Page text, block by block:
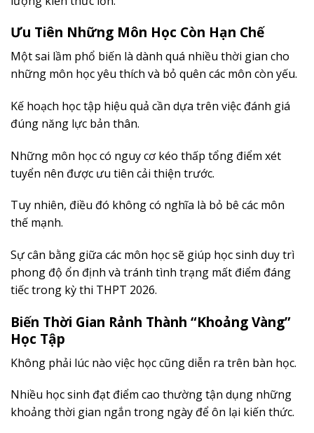
Ưu Tiên Những Môn Học Còn Hạn Chế
Một sai lầm phổ biến là dành quá nhiều thời gian cho
những môn học yêu thích và bỏ quên các môn còn yếu.
Kế hoạch học tập hiệu quả cần dựa trên việc đánh giá
đúng năng lực bản thân.
Những môn học có nguy cơ kéo thấp tổng điểm xét
tuyển nên được ưu tiên cải thiện trước.
Tuy nhiên, điều đó không có nghĩa là bỏ bê các môn
thế mạnh.
Sự cân bằng giữa các môn học sẽ giúp học sinh duy trì
phong độ ổn định và tránh tình trạng mất điểm đáng
tiếc trong kỳ thi THPT 2026.
Biến Thời Gian Rảnh Thành “Khoảng Vàng”
Học Tập
Không phải lúc nào việc học cũng diễn ra trên bàn học.
Nhiều học sinh đạt điểm cao thường tận dụng những
khoảng thời gian ngắn trong ngày để ôn lại kiến thức.